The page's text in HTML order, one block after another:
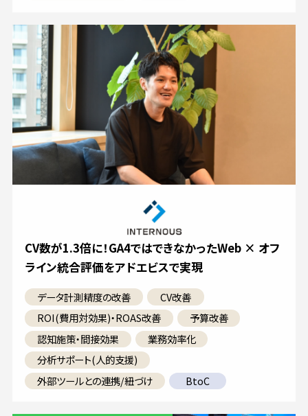
CV数が1.3倍に！GA4ではできなかったWeb × オフ
ライン統合評価をアドエビスで実現
データ計測精度の改善
CV改善
ROI(費用対効果)・ROAS改善
予算改善
認知施策・間接効果
業務効率化
分析サポート(人的支援)
外部ツールとの連携/紐づけ
BtoC